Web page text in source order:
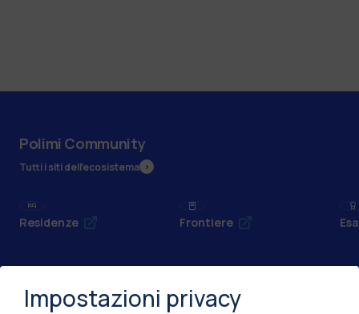
Polimi Community
Tutti i siti dell’ecosistema
Residenze Frontiere
Impostazioni privacy